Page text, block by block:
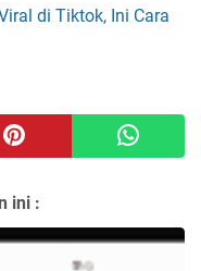
di Tiktok, Ini Cara
ini :